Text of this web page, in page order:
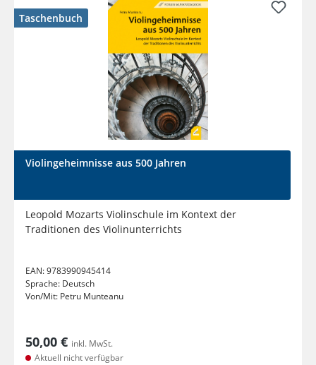
Taschenbuch
Violingeheimnisse aus 500 Jahren
Leopold Mozarts Violinschule im Kontext der
Traditionen des Violinunterrichts
EAN:9783990945414
Sprache: Deutsch
Von/Mit: Petru Munteanu
50,00 € inkl. MwSt.
Aktuell nicht verfügbar